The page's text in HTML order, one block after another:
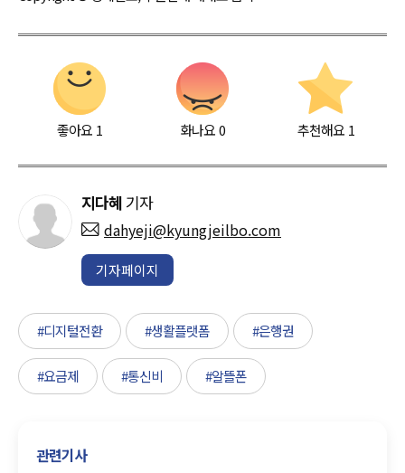
좋아요 1 화나요0 추천해요 1
지다혜 기자
dahyeji@kyungjeilbo.com
기자페이지
#디지털전환 #생활플랫폼 #은행권
#요금제 #통신비 #알뜰폰
관련기사